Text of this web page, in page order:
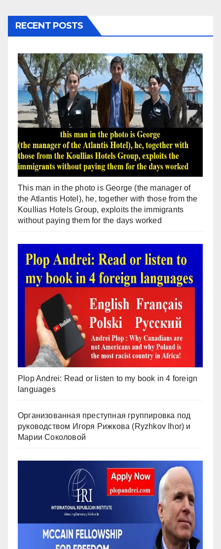
RECENT POSTS
This man in the photo is George (the manager of
the Atlantis Hotel), he, together with those from the
Koullias Hotels Group, exploits the immigrants
without paying them for the days worked
Plop Andrei: Read or listen to my book in 4 foreign
languages
Организованная преступная группировка под
руководством Игоря Рижкова (Ryzhkov Ihor) и
Марии Соколовой